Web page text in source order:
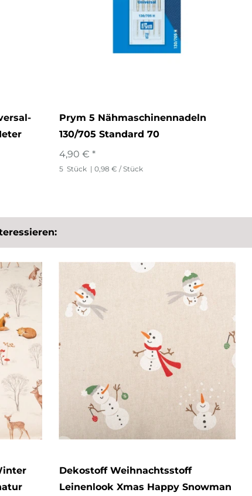
Prym 5 Nähmaschinennadeln
130/705 Standard 70
4,90 € *
5 Stück | 0,98 € / Stück
Dekostoff Weihnachtsstoff
Leinenlook Xmas Happy Snowman